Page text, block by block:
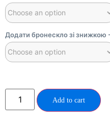
Додати бронескло зі знижкою
Add to cart